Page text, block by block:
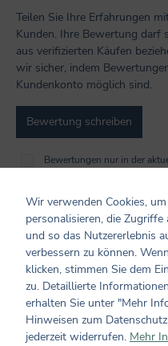
Teilen Sie Ihre Erfahrungen
Kunden. Ihre Bewertung darf
aus verifizierten Käufen
wir sicher, indem
Kundenkonto möglich sind.
Bewertung schreiben
Bewertungen nur in der
Keine Bewertungen
Erfahrungen mit
Produktgalerie
Auch beliebt...
Wir verwenden Cookies,
personalisieren, die
und so das Nutzererlebnis
verbessern zu können.
klicken, stimmen Sie dem
zu. Detaillierte
erhalten Sie unter "Mehr
Hinweisen zum
jederzeit widerrufen. Mehr